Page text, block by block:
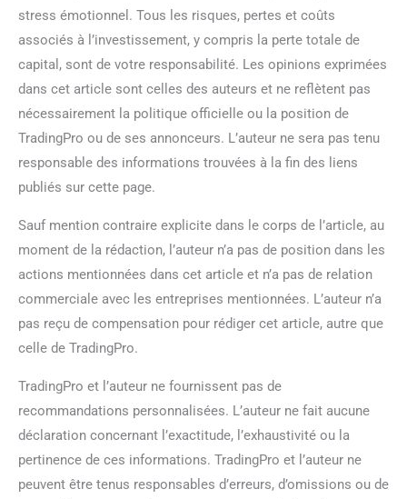
stress émotionnel. Tous les risques, pertes et coûts
associés à l’investissement, y compris la perte totale de
capital, sont de votre responsabilité. Les opinions exprimées
dans cet article sont celles des auteurs et ne reflètent pas
nécessairement la politique officielle ou la position de
TradingPro ou de ses annonceurs. L’auteur ne sera pas tenu
responsable des informations trouvées à la fin des liens
publiés sur cette page.
Sauf mention contraire explicite dans le corps de l’article, au
moment de la rédaction, l’auteur n’a pas de position dans les
actions mentionnées dans cet article et n’a pas de relation
commerciale avec les entreprises mentionnées. L’auteur n’a
pas reçu de compensation pour rédiger cet article, autre que
celle de TradingPro.
TradingPro et l’auteur ne fournissent pas de
recommandations personnalisées. L’auteur ne fait aucune
déclaration concernant l’exactitude, l’exhaustivité ou la
pertinence de ces informations. TradingPro et l’auteur ne
peuvent être tenus responsables d’erreurs, d’omissions ou de